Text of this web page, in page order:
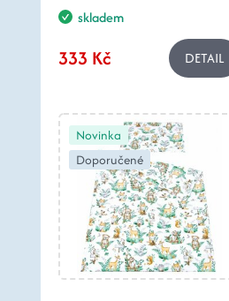
skladem
333 Kč DETAIL
Novinka
Doporučené